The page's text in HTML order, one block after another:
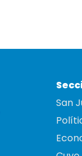
San